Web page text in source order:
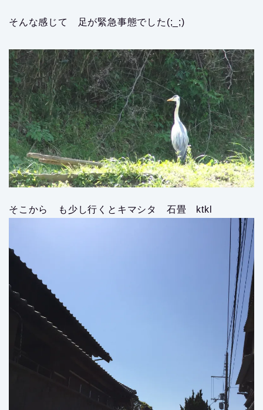
そんな感じて 足が緊急事態でした(;_;)
そこから も少し行くとキマシタ 石畳 ktkl